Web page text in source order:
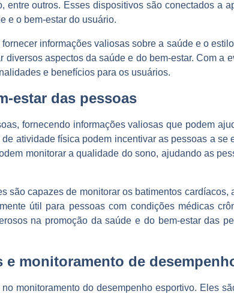
outros. Esses dispositivos são conectados a
e o bem-estar do usuário.
informações valiosas sobre a saúde e o
aspectos da saúde e do bem-estar. Com a
e benefícios para os usuários.
estar das pessoas
fornecendo informações valiosas que podem
atividade física podem incentivar as pessoas a se
monitorar a qualidade do sono, ajudando as
capazes de monitorar os batimentos
útil para pessoas com condições médicas
na promoção da saúde e do bem-estar das
monitoramento de
monitoramento do desempenho esportivo. Eles